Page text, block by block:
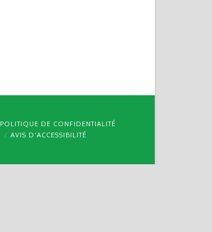
POLITIQUE DE CONFIDENTIALITÉ
AVIS D’ACCESSIBILITÉ